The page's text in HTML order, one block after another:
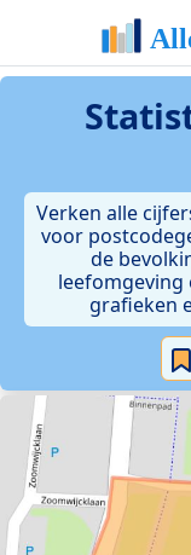
Verken alle
voor
de
leefomgeving
grafieken